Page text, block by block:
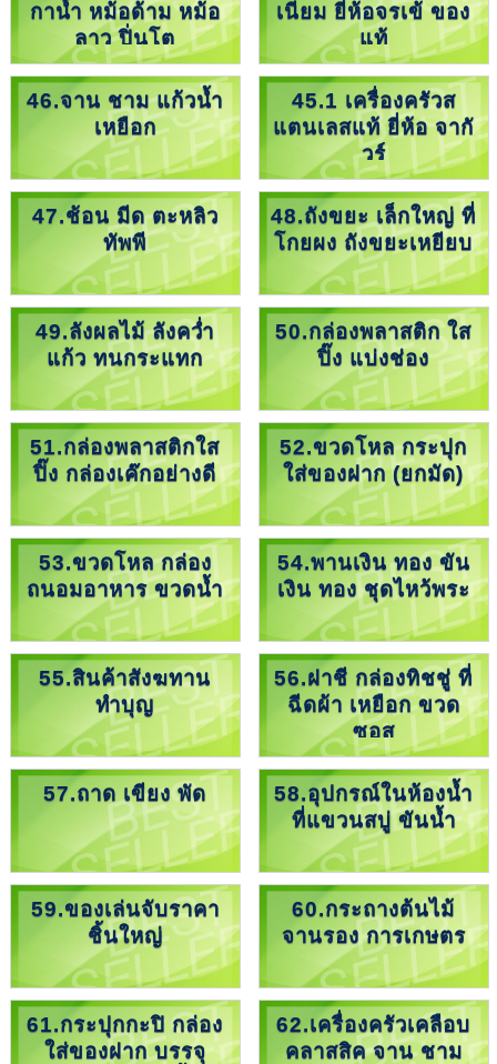
กาน้ำ หม้อด้าม หม้อ
ลาว ปิ่นโต
เนียม ยี่ห้อจรเข้ ของ
แท้
46.จาน ชาม แก้วน้ำ
เหยือก
45.1 เครื่องครัวส
แตนเลสแท้ ยี่ห้อ จากั
วร์
47.ช้อน มีด ตะหลิว
ทัพพี
48.ถังขยะ เล็กใหญ่ ที่
โกยผง ถังขยะเหยียบ
49.ลังผลไม้ ลังคว่ำ
แก้ว ทนกระแทก
50.กล่องพลาสติก ใส
ปิ๊ง แบ่งช่อง
51.กล่องพลาสติกใส
ปิ๊ง กล่องเค๊กอย่างดี
52.ขวดโหล กระปุก
ใส่ของฝาก (ยกมัด)
53.ขวดโหล กล่อง
ถนอมอาหาร ขวดน้ำ
54.พานเงิน ทอง ขัน
เงิน ทอง ชุดไหว้พระ
55.สินค้าสังฆทาน
ทำบุญ
56.ฝาชี กล่องทิชชู่ ที่
ฉีดผ้า เหยือก ขวด
ซอส
57.ถาด เขียง พัด
58.อุปกรณ์ในห้องน้ำ
ที่แขวนสบู่ ขันน้ำ
59.ของเล่นจับราคา
ชิ้นใหญ่
60.กระถางต้นไม้
จานรอง การเกษตร
61.กระปุกกะปิ กล่อง
ใส่ของฝาก บรรจุ
62.เครื่องครัวเคลือบ
คลาสสิค จาน ชาม